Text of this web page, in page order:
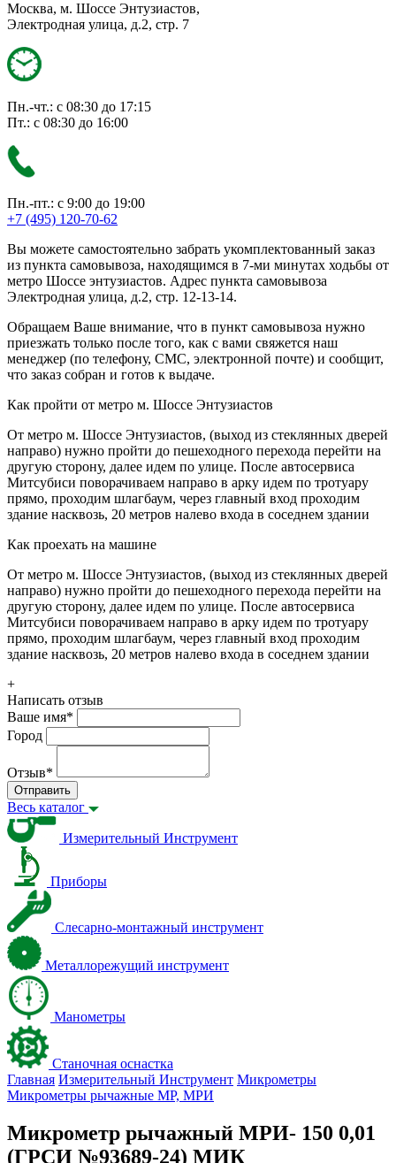
Москва, м. Шоссе Энтузиастов,
Электродная улица, д.2, стр. 7
Пн.-чт.: с 08:30 до 17:15
Пт.: с 08:30 до 16:00
Пн.-пт.: с 9:00 до 19:00
+7 (495) 120-70-62
Вы можете самостоятельно забрать укомплектованный заказ
из пункта самовывоза, находящимся в 7-ми минутах ходьбы от
метро Шоссе энтузиастов. Адрес пункта самовывоза
Электродная улица, д.2, стр. 12-13-14.
Обращаем Ваше внимание, что в пункт самовывоза нужно
приезжать только после того, как с вами свяжется наш
менеджер (по телефону, СМС, электронной почте) и сообщит,
что заказ собран и готов к выдаче.
Как пройти от метро м. Шоссе Энтузиастов
От метро м. Шоссе Энтузиастов, (выход из стеклянных дверей
направо) нужно пройти до пешеходного перехода перейти на
другую сторону, далее идем по улице. После автосервиса
Митсубиси поворачиваем направо в арку идем по тротуару
прямо, проходим шлагбаум, через главный вход проходим
здание насквозь, 20 метров налево входа в соседнем здании
Как проехать на машине
От метро м. Шоссе Энтузиастов, (выход из стеклянных дверей
направо) нужно пройти до пешеходного перехода перейти на
другую сторону, далее идем по улице. После автосервиса
Митсубиси поворачиваем направо в арку идем по тротуару
прямо, проходим шлагбаум, через главный вход проходим
здание насквозь, 20 метров налево входа в соседнем здании
+
Написать отзыв
Ваше имя*
Город
Отзыв*
Отправить
Весь каталог
Измерительный Инструмент
Приборы
Слесарно-монтажный инструмент
Металлорежущий инструмент
Манометры
Станочная оснастка
Главная Измерительный Инструмент Микрометры
Микрометры рычажные МР, МРИ
Микрометр рычажный МРИ- 150 0,01
(ГРСИ №93689-24) МИК